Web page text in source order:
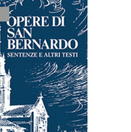
LEGGI TUTTO